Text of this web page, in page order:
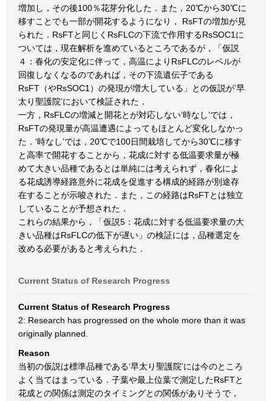
増加し，その後100％花芽分化した．また，20℃から30℃に
移すことでも一部が開花するようになり， RsFTの増加が見
られた．RsFTと同じくRsFLCの下流で作用するRsSOC1に
ついては，現在解析を進めているところであるが，「仮説
４：春化の安定化に伴って，高温によりRsFLCのレベルが
回復しなくなるのであれば，その下流遺伝子である
RsFT（やRsSOC1）の発現が増大している」との仮説が‘早
太り聖護院’において検証された．
一方，RsFLCの増減と開花とが対応しない‘時なし’では，
RsFTの発現量が高温遭遇によってもほとんど変化しなかっ
た．‘時なし’では，20℃で100日間栽培してから30℃に移す
と高率で開花することから，花成に対する低温要求量が極
めて大きい品種であるとは単純には考えられず，春化によ
る花成誘導経路意外に花成を促進する構成的経路が別途存
在することが示唆された．また，この経路はRsFTとは独立
していることが予想された．
これらの結果から，「仮説5：花成に対する低温要求量の大
きい品種はRsFLCの低下が遅い」の検証には，品種選定を
改める必要があると考えられた．
Current Status of Research Progress
Current Status of Research Progress
2: Research has progressed on the whole more than it was
originally planned.
Reason
当初の仮説は標準品種である‘早太り聖護院’には今のところ
よく当てはまっている．子葉や最上位葉で測定したRsFTと
花成との関係は測定のタイミングとの関係がありそうで，